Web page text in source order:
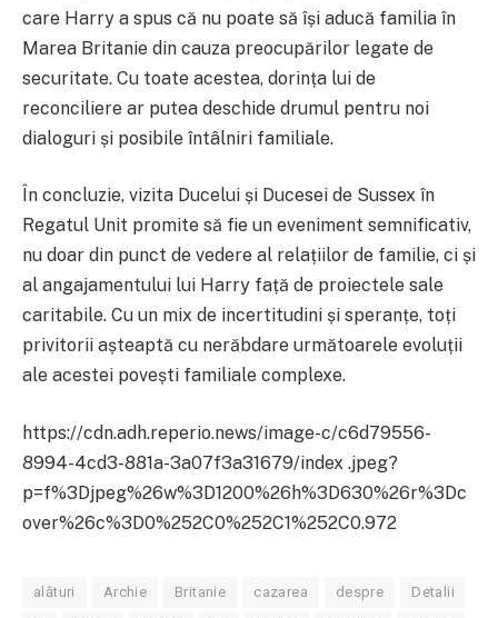
care Harry a spus că nu poate să își aducă familia în
Marea Britanie din cauza preocupărilor legate de
securitate. Cu toate acestea, dorința lui de
reconciliere ar putea deschide drumul pentru noi
dialoguri și posibile întâlniri familiale.
În concluzie, vizita Ducelui și Ducesei de Sussex în
Regatul Unit promite să fie un eveniment semnificativ,
nu doar din punct de vedere al relațiilor de familie, ci și
al angajamentului lui Harry față de proiectele sale
caritabile. Cu un mix de incertitudini și speranțe, toți
privitorii așteaptă cu nerăbdare următoarele evoluții
ale acestei povești familiale complexe.
https://cdn.adh.reperio.news/image-c/c6d79556-
8994-4cd3-881a-3a07f3a31679/index .jpeg?
p=f%3Djpeg%26w%3D1200%26h%3D630%26r%3Dc
over%26c%3D0%252C0%252C1%252C0.972
alături Archie Britanie cazarea despre Detalii